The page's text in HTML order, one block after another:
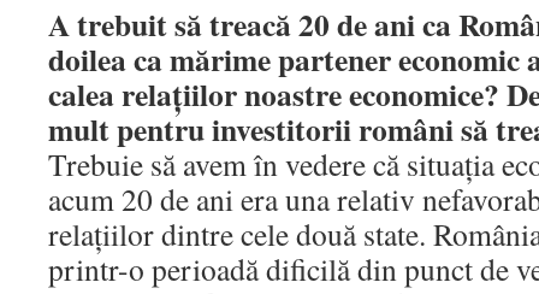
A trebuit să treacă 20 de ani ca
doilea ca mărime partener economic
calea relaţiilor noastre economice?
mult pentru investitorii români să
Trebuie să avem în vedere că situaţia
acum 20 de ani era una relativ
relaţiilor dintre cele două state.
printr-o perioadă dificilă din punct de